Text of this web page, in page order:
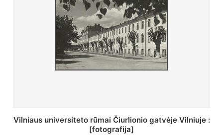
St. Batoro universiteto J. Pilsudskio kolegija :
[fotografija]